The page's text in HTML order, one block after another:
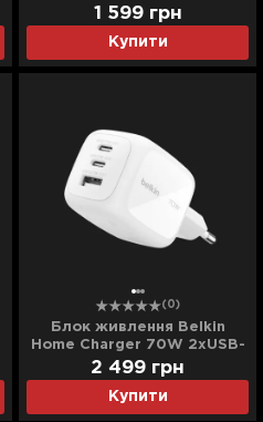
GAN PD PPS (White)
Купити
1 599 грн
(0)
Блок живлення Belkin
Home Charger 70W 2хUSB-
С/USB-A GAN PD PPS
(White)
Купити
2 499 грн